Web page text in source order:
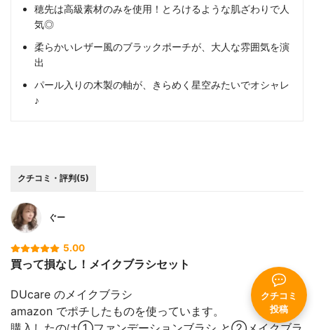
クチコミ
投稿
穂先は高級素材のみを使用！とろけるような肌ざわりで人
気◎
柔らかいレザー風のブラックポーチが、大人な雰囲気を演
出
パール入りの木製の軸が、きらめく星空みたいでオシャレ
♪
クチコミ・評判(5)
ぐー
5.00
買って損なし！メイクブラシセット
DUcare のメイクブラシ
amazon でポチしたものを使っています。